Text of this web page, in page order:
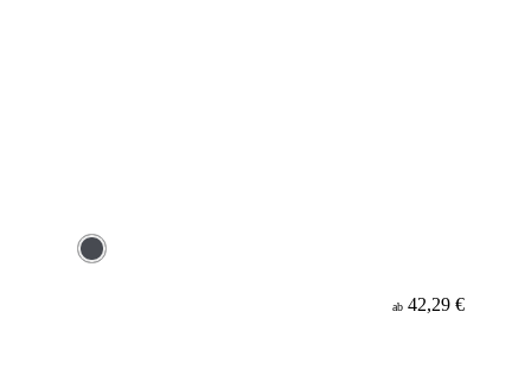
ab 42,29 €